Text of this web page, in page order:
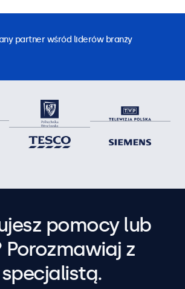
partner wśród liderów branży
pomocy lub
Porozmawiaj z